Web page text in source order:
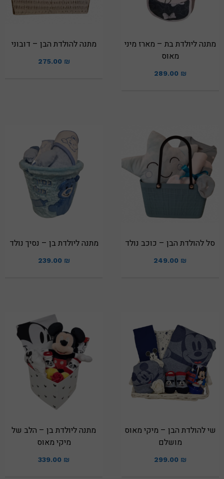
מתנה ליולדת בת – מארז מיני
מאוס
289.00 ₪
מתנה להולדת הבן – דובוני
275.00 ₪
סל להולדת הבן – כוכב נולד
249.00 ₪
מתנה ליולדת בן – נסיך נולד
239.00 ₪
שי להולדת הבן – מיקי מאוס
מושלם
299.00 ₪
מתנה ליולדת בן – הלב של
מיקי מאוס
339.00 ₪